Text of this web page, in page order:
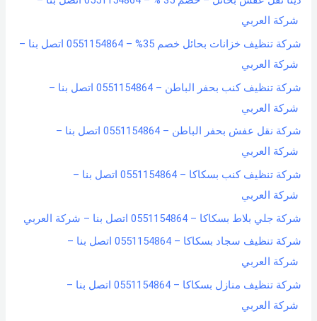
شركة العربي
شركة تنظيف خزانات بحائل خصم 35% – 0551154864 اتصل بنا –
شركة العربي
شركة تنظيف كنب بحفر الباطن – 0551154864 اتصل بنا –
شركة العربي
شركة نقل عفش بحفر الباطن – 0551154864 اتصل بنا –
شركة العربي
شركة تنظيف كنب بسكاكا – 0551154864 اتصل بنا –
شركة العربي
شركة جلي بلاط بسكاكا – 0551154864 اتصل بنا – شركة العربي
شركة تنظيف سجاد بسكاكا – 0551154864 اتصل بنا –
شركة العربي
شركة تنظيف منازل بسكاكا – 0551154864 اتصل بنا –
شركة العربي